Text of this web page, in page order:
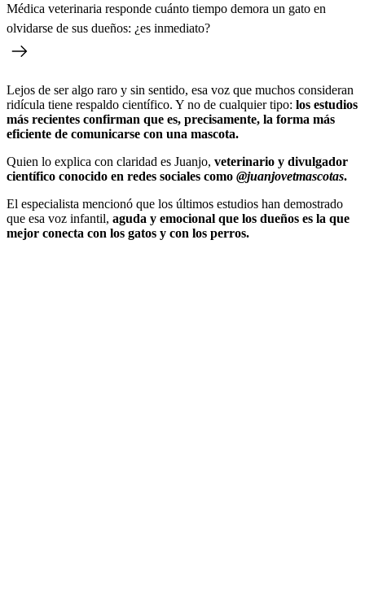
Médica veterinaria responde cuánto tiempo demora un gato en
olvidarse de sus dueños: ¿es inmediato?
Lejos de ser algo raro y sin sentido, esa voz que muchos consideran
ridícula tiene respaldo científico. Y no de cualquier tipo: los estudios
más recientes confirman que es, precisamente, la forma más
eficiente de comunicarse con una mascota.
Quien lo explica con claridad es Juanjo, veterinario y divulgador
científico conocido en redes sociales como @juanjovetmascotas.
El especialista mencionó que los últimos estudios han demostrado
que esa voz infantil, aguda y emocional que los dueños es la que
mejor conecta con los gatos y con los perros.